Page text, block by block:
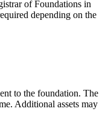
of Foundations in
depending on the
to the foundation. The
Additional assets may